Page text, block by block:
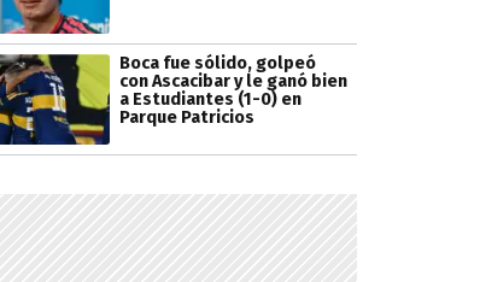
Boca fue sólido, golpeó
con Ascacibar y le ganó bien
a Estudiantes (1-0) en
Parque Patricios